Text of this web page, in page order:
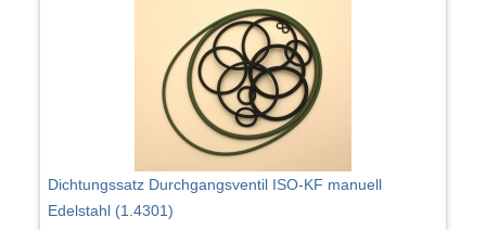
Dichtungssatz Durchgangsventil ISO-KF manuell
Edelstahl (1.4301)